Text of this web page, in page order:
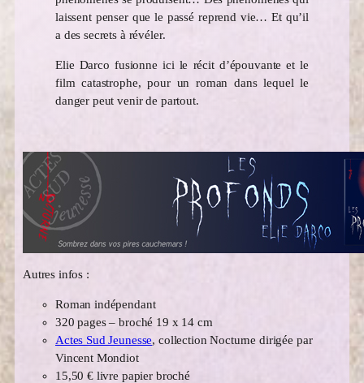
laissent penser que le passé reprend vie… Et qu’il
a des secrets à révéler.
Elie Darco fusionne ici le récit d’épouvante et le
film catastrophe, pour un roman dans lequel le
danger peut venir de partout.
Autres infos :
Roman indépendant
320 pages – broché 19 x 14 cm
Actes Sud Jeunesse, collection Nocturne dirigée par
Vincent Mondiot
15,50 € livre papier broché